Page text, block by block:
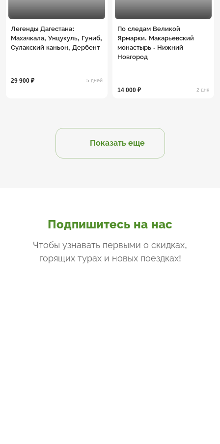
Легенды Дагестана:
Махачкала, Унцукуль, Гуниб,
Сулакский каньон, Дербент
29 900 ₽ 5 дней
По следам Великой
Ярмарки. Макарьевский
монастырь - Нижний
Новгород
14 000 ₽ 2 дня
Показать еще
Подпишитесь на нас
Чтобы узнавать первыми о скидках,
горящих турах и новых поездках!